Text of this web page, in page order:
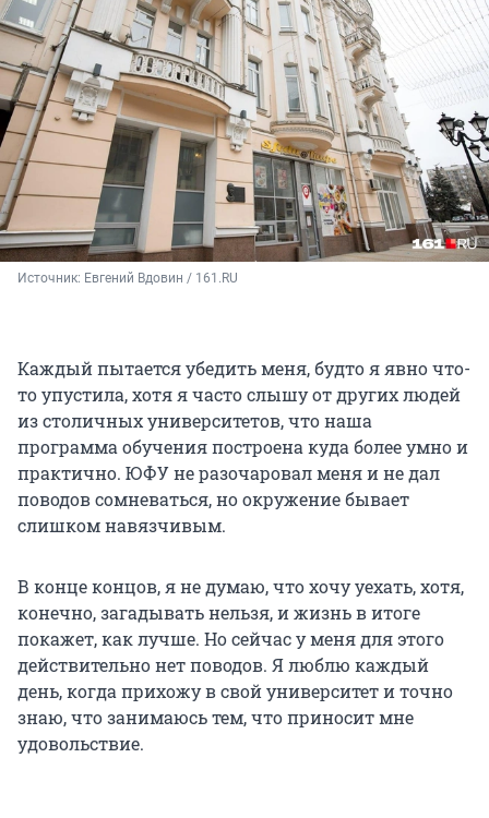
Источник: Евгений Вдовин / 161.RU
Каждый пытается убедить меня, будто я явно что-
то упустила, хотя я часто слышу от других людей
из столичных университетов, что наша
программа обучения построена куда более умно и
практично. ЮФУ не разочаровал меня и не дал
поводов сомневаться, но окружение бывает
слишком навязчивым.
В конце концов, я не думаю, что хочу уехать, хотя,
конечно, загадывать нельзя, и жизнь в итоге
покажет, как лучше. Но сейчас у меня для этого
действительно нет поводов. Я люблю каждый
день, когда прихожу в свой университет и точно
знаю, что занимаюсь тем, что приносит мне
удовольствие.